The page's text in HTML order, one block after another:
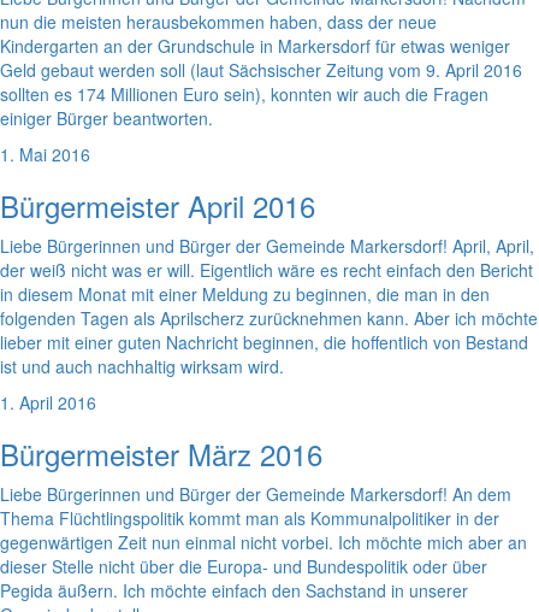
nun die meisten herausbekommen haben, dass der neue
Kindergarten an der Grundschule in Markersdorf für etwas weniger
Geld gebaut werden soll (laut Sächsischer Zeitung vom 9. April 2016
sollten es 174 Millionen Euro sein), konnten wir auch die Fragen
einiger Bürger beantworten.
1. Mai 2016
Bürgermeister April 2016
Liebe Bürgerinnen und Bürger der Gemeinde Markersdorf! April, April,
der weiß nicht was er will. Eigentlich wäre es recht einfach den Bericht
in diesem Monat mit einer Meldung zu beginnen, die man in den
folgenden Tagen als Aprilscherz zurücknehmen kann. Aber ich möchte
lieber mit einer guten Nachricht beginnen, die hoffentlich von Bestand
ist und auch nachhaltig wirksam wird.
1. April 2016
Bürgermeister März 2016
Liebe Bürgerinnen und Bürger der Gemeinde Markersdorf! An dem
Thema Flüchtlingspolitik kommt man als Kommunalpolitiker in der
gegenwärtigen Zeit nun einmal nicht vorbei. Ich möchte mich aber an
dieser Stelle nicht über die Europa- und Bundespolitik oder über
Pegida äußern. Ich möchte einfach den Sachstand in unserer